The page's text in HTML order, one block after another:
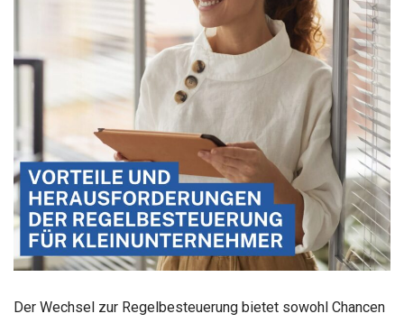
Der Wechsel zur Regelbesteuerung bietet sowohl Chancen